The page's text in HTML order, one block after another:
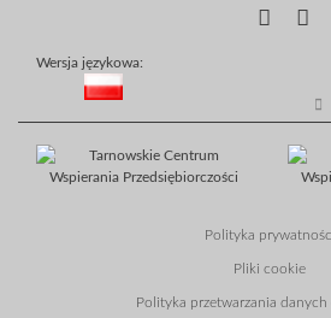
Wersja językowa:
Polityka
Pliki cookie
Polityka przetwarzania